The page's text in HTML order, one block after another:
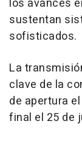
los avances
sustentan
sofisticados.
La
clave de la
de apertura
final el 25 de